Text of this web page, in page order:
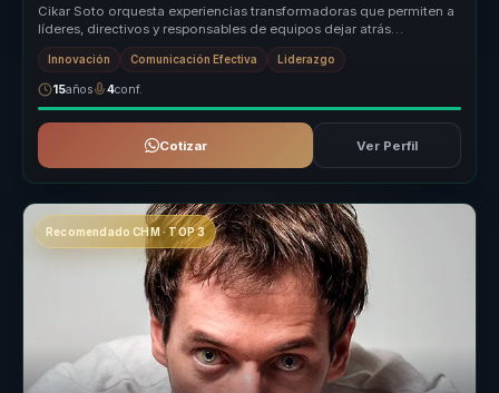
Cikar Soto orquesta experiencias transformadoras que permiten a
líderes, directivos y responsables de equipos dejar atrás
estructuras des...
Innovación Comunicación Efectiva Liderazgo
15años 4conf.
Cotizar Ver Perfil
Recomendado CHM · TOP 3